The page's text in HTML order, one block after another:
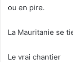
ou en pire.
La Mauritanie se
Le vrai chantier